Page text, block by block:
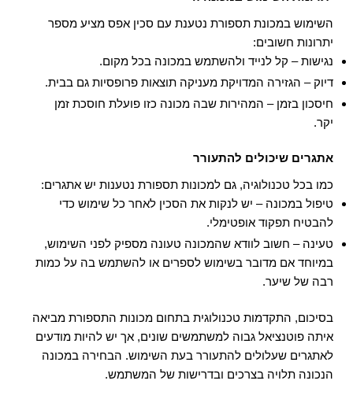
השימוש במכונת תספורת נטענת עם סכין אפס מציע מספר
יתרונות חשובים:
נגישות – קל לנייד ולהשתמש במכונה בכל מקום.
דיוק – הגזירה המדויקת מעניקה תוצאות פרופסיות גם בבית.
חיסכון בזמן – המהירות שבה מכונה כזו פועלת חוסכת זמן
יקר.
אתגרים שיכולים להתעורר
כמו בכל טכנולוגיה, גם למכונות תספורת נטענות יש אתגרים:
טיפול במכונה – יש לנקות את הסכין לאחר כל שימוש כדי
להבטיח תפקוד אופטימלי.
טעינה – חשוב לוודא שהמכונה טעונה מספיק לפני השימוש,
במיוחד אם מדובר בשימוש לספרים או להשתמש בה על כמות
רבה של שיער.
בסיכום, התקדמות טכנולוגית בתחום מכונות התספורת מביאה
איתה פוטנציאל גבוה למשתמשים שונים, אך יש להיות מודעים
לאתגרים שעלולים להתעורר בעת השימוש. הבחירה במכונה
הנכונה תלויה בצרכים ובדרישות של המשתמש.